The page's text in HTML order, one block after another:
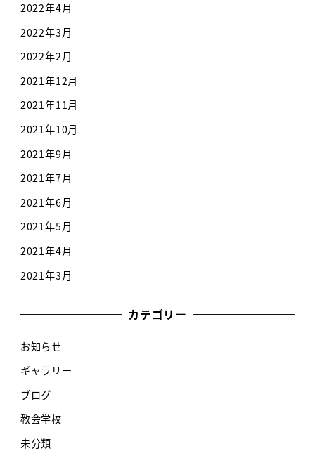
2022年4月
2022年3月
2022年2月
2021年12月
2021年11月
2021年10月
2021年9月
2021年7月
2021年6月
2021年5月
2021年4月
2021年3月
カテゴリー
お知らせ
ギャラリー
ブログ
教会学校
未分類